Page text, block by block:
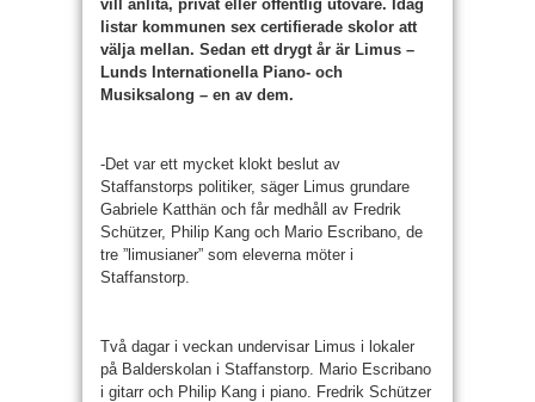
vill anlita, privat eller offentlig utövare. Idag
listar kommunen sex certifierade skolor att
välja mellan. Sedan ett drygt år är Limus –
Lunds Internationella Piano- och
Musiksalong – en av dem.
-Det var ett mycket klokt beslut av
Staffanstorps politiker, säger Limus grundare
Gabriele Katthän och får medhåll av Fredrik
Schützer, Philip Kang och Mario Escribano, de
tre ”limusianer” som eleverna möter i
Staffanstorp.
Två dagar i veckan undervisar Limus i lokaler
på Balderskolan i Staffanstorp. Mario Escribano
i gitarr och Philip Kang i piano. Fredrik Schützer